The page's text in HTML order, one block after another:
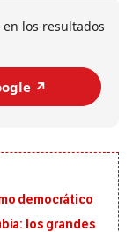
los resultados
↗️
democrático
los grandes